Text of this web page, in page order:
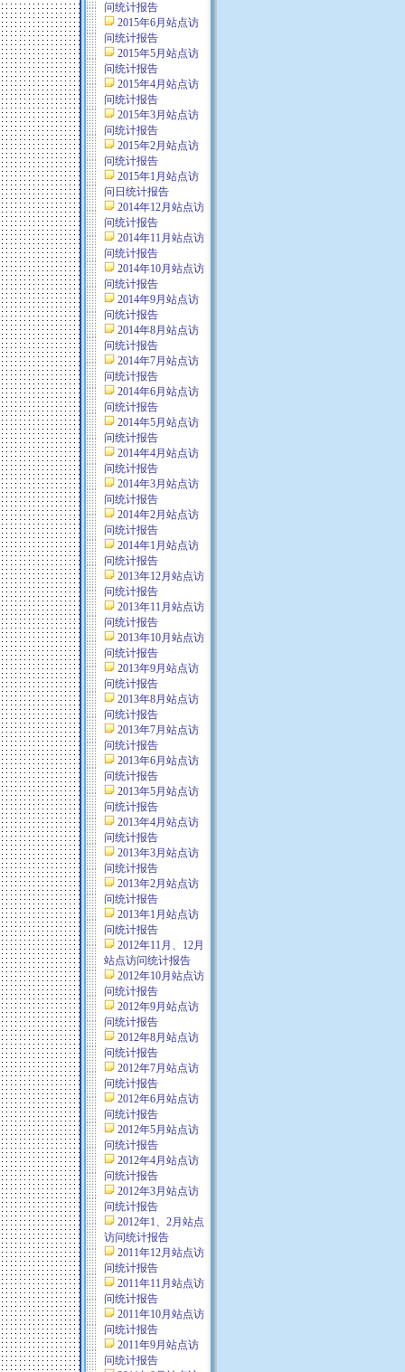
问统计报告
2015年6月站点访
问统计报告
2015年5月站点访
问统计报告
2015年4月站点访
问统计报告
2015年3月站点访
问统计报告
2015年2月站点访
问统计报告
2015年1月站点访
问日统计报告
2014年12月站点访
问统计报告
2014年11月站点访
问统计报告
2014年10月站点访
问统计报告
2014年9月站点访
问统计报告
2014年8月站点访
问统计报告
2014年7月站点访
问统计报告
2014年6月站点访
问统计报告
2014年5月站点访
问统计报告
2014年4月站点访
问统计报告
2014年3月站点访
问统计报告
2014年2月站点访
问统计报告
2014年1月站点访
问统计报告
2013年12月站点访
问统计报告
2013年11月站点访
问统计报告
2013年10月站点访
问统计报告
2013年9月站点访
问统计报告
2013年8月站点访
问统计报告
2013年7月站点访
问统计报告
2013年6月站点访
问统计报告
2013年5月站点访
问统计报告
2013年4月站点访
问统计报告
2013年3月站点访
问统计报告
2013年2月站点访
问统计报告
2013年1月站点访
问统计报告
2012年11月、12月
站点访问统计报告
2012年10月站点访
问统计报告
2012年9月站点访
问统计报告
2012年8月站点访
问统计报告
2012年7月站点访
问统计报告
2012年6月站点访
问统计报告
2012年5月站点访
问统计报告
2012年4月站点访
问统计报告
2012年3月站点访
问统计报告
2012年1、2月站点
访问统计报告
2011年12月站点访
问统计报告
2011年11月站点访
问统计报告
2011年10月站点访
问统计报告
2011年9月站点访
问统计报告